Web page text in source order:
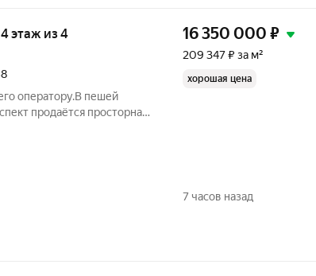
4 этаж из 4
оператору.В пешей
продаётся просторная
двусторонней
16 350 000 ₽
209 347 ₽ за м²
хорошая цена
7 часов назад